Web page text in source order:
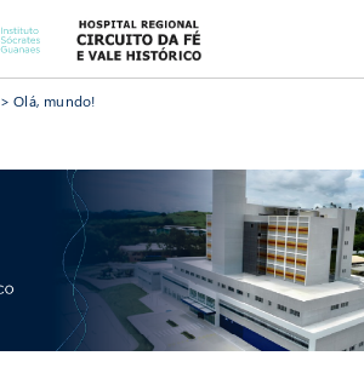
>Olá, mundo!